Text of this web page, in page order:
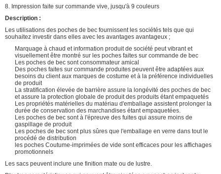
8. Impression faite sur commande vive, jusqu'à 9 couleurs
Description :
Les utilisations des poches de bec fournissent les sociétés tels que qui
souhaitez investir dans elles avec les avantages avantageux ;
Marquage à chaud et information produit de société peut vibrant et
visuellement être montré sur les poches faites sur commande de bec
Les poches de bec sont consommateur amical
Des poches faites sur commande produites peuvent être adaptées aux
besoins du client aux marques de costume et à la préférence individuelles
de produit
La stratification élevée de barrière assure la longévité des poches de bec
et assure la protection globale de produit des produits étant empaquetés
Les propriétés matérielles du matériau d'emballage assistent prolonger la
durée de conservation des marchandises étant empaquetées.
Les poches de bec sont à l'épreuve des fuites qui assure moins de
gaspillage de produit
Les poches de bec sont plus sûres que l'emballage en verre dans tout le
procédé de distribution
les poches Coutume-imprimées de vide sont efficaces pour les affichages
promotionnels
Les sacs peuvent inclure une finition mate ou de lustre.